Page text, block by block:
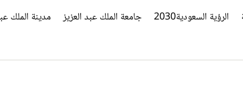
الرؤية السعودية2030 جامعة الملك عبد العزيز
مدينة الملك